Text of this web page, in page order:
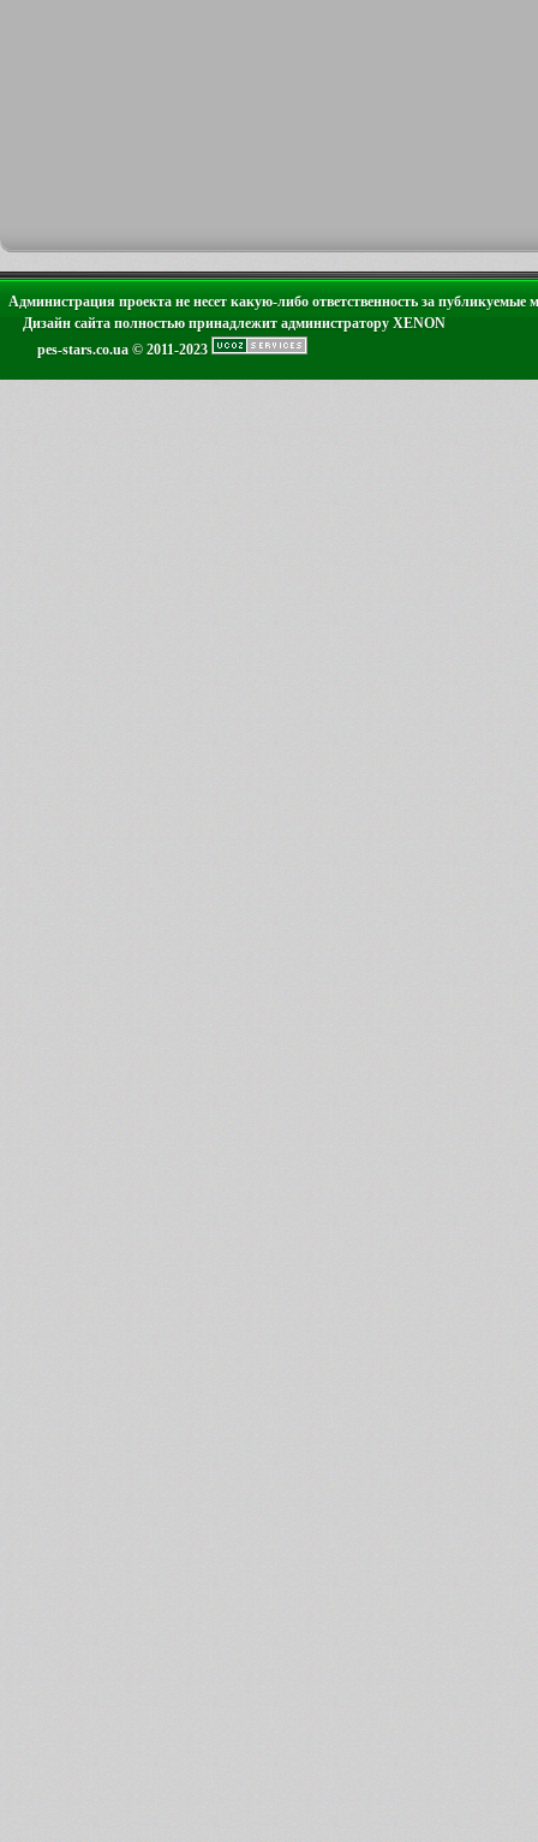
Администрация проекта не несет какую-либо ответственность за публикуемые
Дизайн сайта полностью принадлежит администратору XENON
pes-stars.co.ua © 2011-2023